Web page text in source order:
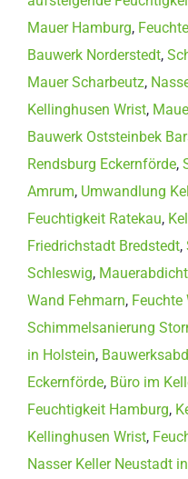
Mauer Hamburg,
Bauwerk Norderstedt,
Mauer Scharbeutz,
Kellinghusen Wrist,
Bauwerk Oststeinbek
Rendsburg Eckernförde,
Amrum, Umwandlung
Feuchtigkeit Ratekau,
Friedrichstadt Bredstedt,
Schleswig,
Wand Fehmarn, Feuchte
Schimmelsanierung
in Holstein,
Eckernförde, Büro im
Feuchtigkeit Hamburg,
Kellinghusen Wrist,
Nasser Keller Neustadt